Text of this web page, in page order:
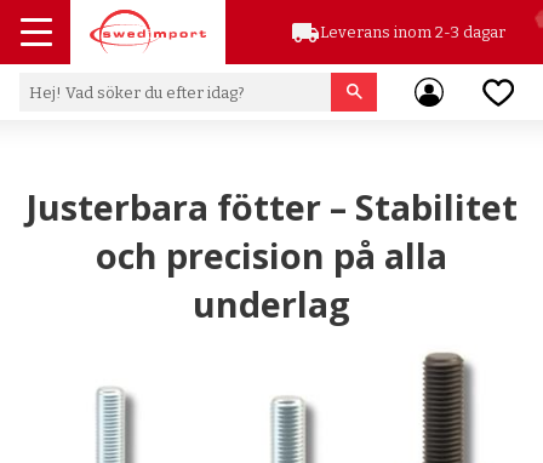
Meny
local_shippingLeverans inom 2-3 dagar
Justerbara fötter – Stabilitet
och precision på alla
underlag